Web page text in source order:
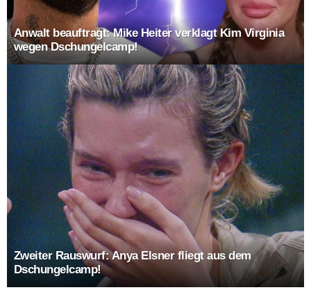
Anwalt beauftragt: Mike Heiter verklagt Kim Virginia
wegen Dschungelcamp!
Zweiter Rauswurf: Anya Elsner fliegt aus dem
Dschungelcamp!